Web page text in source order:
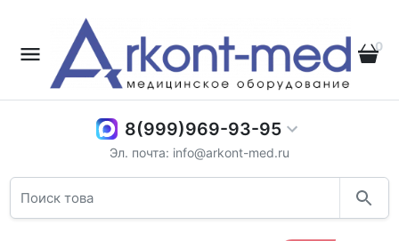
0
8(999)969-93-95
Эл. почта: info@arkont-med.ru